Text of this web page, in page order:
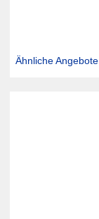
Ähnliche Angebote